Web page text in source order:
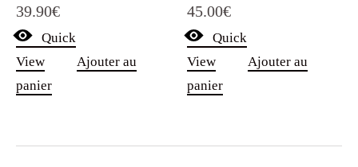
39.90€
Quick
View
Ajouter au
panier
45.00€
Quick
View
Ajouter au
panier